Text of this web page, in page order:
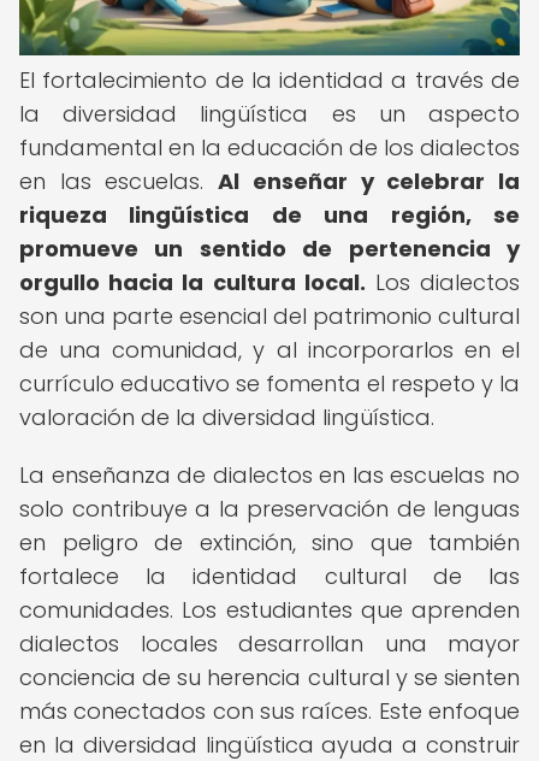
El fortalecimiento de la identidad a través de
la diversidad lingüística es un aspecto
fundamental en la educación de los dialectos
en las escuelas.Al enseñar y celebrar la
riqueza lingüística de una región, se
promueve un sentido de pertenencia y
orgullo hacia la cultura local. Los dialectos
son una parte esencial del patrimonio cultural
de una comunidad, y al incorporarlos en el
currículo educativo se fomenta el respeto y la
valoración de la diversidad lingüística.
La enseñanza de dialectos en las escuelas no
solo contribuye a la preservación de lenguas
en peligro de extinción, sino que también
fortalece la identidad cultural de las
comunidades. Los estudiantes que aprenden
dialectos locales desarrollan una mayor
conciencia de su herencia cultural y se sienten
más conectados con sus raíces. Este enfoque
en la diversidad lingüística ayuda a construir